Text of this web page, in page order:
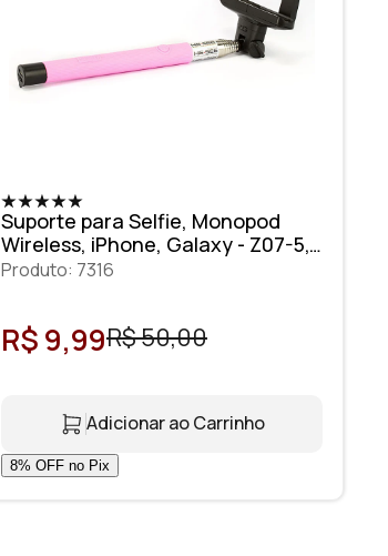
Suporte para Selfie, Monopod
Wireless, iPhone, Galaxy - Z07-5,
Rosa
Produto: 7316
R$ 9,99R$ 50,00
Adicionar ao Carrinho